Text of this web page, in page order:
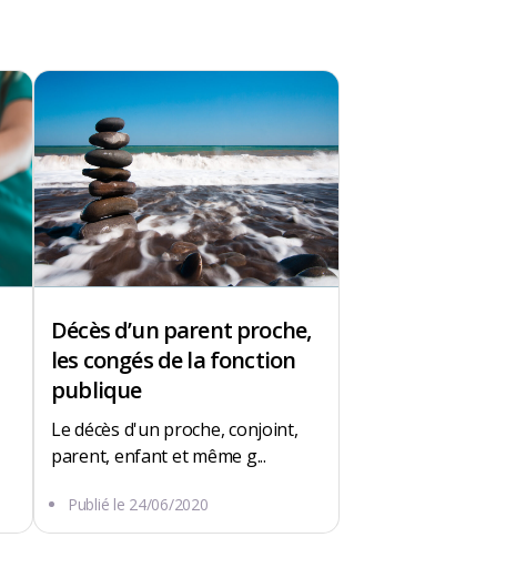
Décès d’un parent proche,
les congés de la fonction
publique
Le décès d'un proche, conjoint,
parent, enfant et même g...
Publié le 24/06/2020